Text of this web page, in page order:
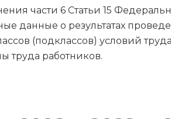
части 6 Статьи 15
данные о результатах
(подклассов) условий
труда работников.